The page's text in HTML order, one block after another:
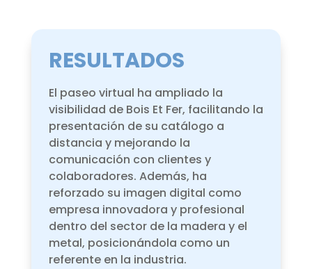
RESULTADOS
El paseo virtual ha ampliado la
visibilidad de Bois Et Fer, facilitando la
presentación de su catálogo a
distancia y mejorando la
comunicación con clientes y
colaboradores. Además, ha
reforzado su imagen digital como
empresa innovadora y profesional
dentro del sector de la madera y el
metal, posicionándola como un
referente en la industria.